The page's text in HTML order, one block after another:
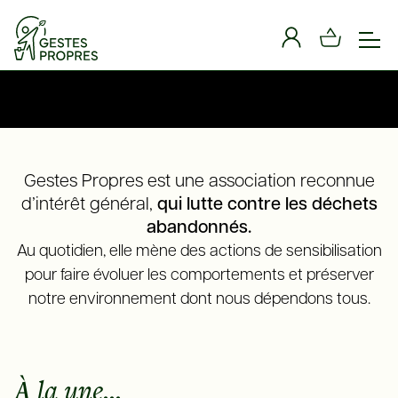
Gestes Propres est une association reconnue
d’intérêt général, qui lutte contre les déchets
abandonnés.
Au quotidien, elle mène des actions de sensibilisation
pour faire évoluer les comportements et préserver
notre environnement dont nous dépendons tous.
À la une...